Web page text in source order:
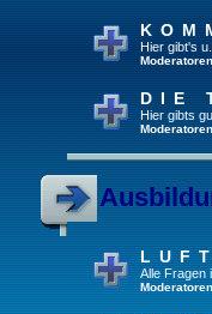
Hier gibt's
Moderatoren
DIE
Hier gibts
Moderatoren
Alle Fragen
Moderatoren